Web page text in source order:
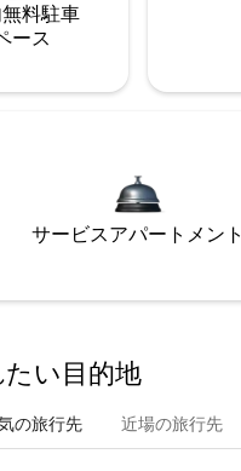
料駐⁠車
ー⁠ス
サービスアパートメント
い目⁠的⁠地
の旅行先 近場の旅行先